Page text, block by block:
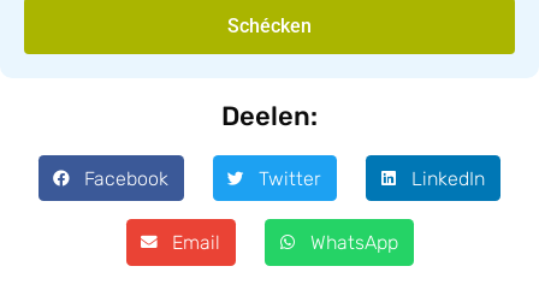
Schécken
Deelen:
Facebook Twitter LinkedIn
Email WhatsApp